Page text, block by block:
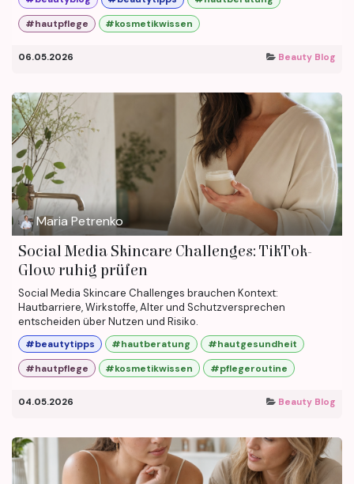
#hautpflege
#kosmetikwissen
06.05.2026 Beauty Blog
Maria Petrenko
Social Media Skincare Challenges: TikTok-
Glow ruhig prüfen
Social Media Skincare Challenges brauchen Kontext:
Hautbarriere, Wirkstoffe, Alter und Schutzversprechen
entscheiden über Nutzen und Risiko.
#beautytipps #hautberatung
#hautgesundheit
#hautpflege
#kosmetikwissen #pflegeroutine
04.05.2026 Beauty Blog